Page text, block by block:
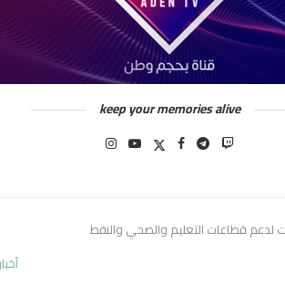
keep your memories alive
لدعم قطاعات التعليم والصحي والنفط